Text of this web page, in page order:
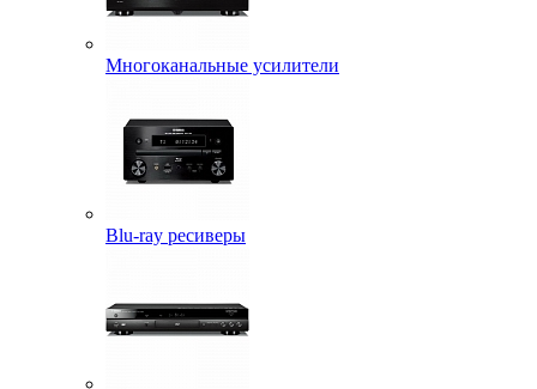
Многоканальные усилители
Blu-ray ресиверы